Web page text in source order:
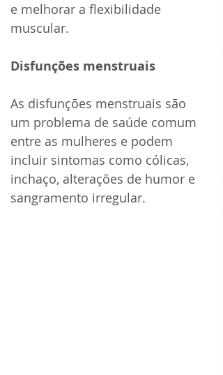
e melhorar a flexibilidade
muscular.
Disfunções menstruais
As disfunções menstruais são
um problema de saúde comum
entre as mulheres e podem
incluir sintomas como cólicas,
inchaço, alterações de humor e
sangramento irregular.